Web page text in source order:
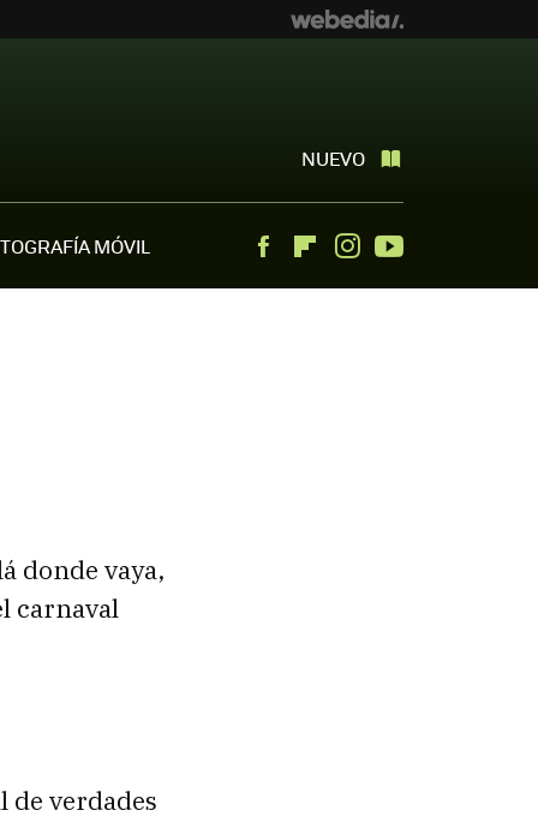
NUEVO
MÓVIL FacebookFlipboardInstagram
donde vaya,
carnaval
de verdades